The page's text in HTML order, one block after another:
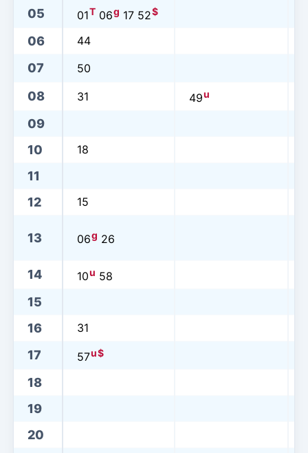
05 01T 06g 17 52$
06 44
07 50
08 31 49u
09
10
18
11
12
15
13 06g 26
14 10u 58
15
16
31
17 57u$
18
19
20